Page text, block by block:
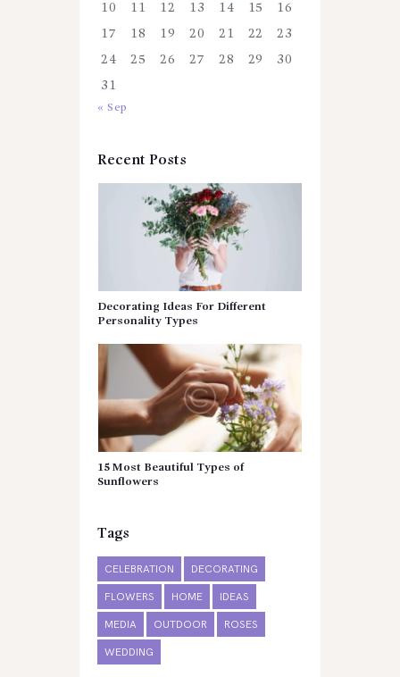
10 11 12 13 14 15 16
17 18 19 20 21 22 23
24 25 26 27 28 29 30
31
« Sep
Recent Posts
Decorating Ideas For Different
Personality Types
15 Most Beautiful Types of
Sunflowers
Tags
CELEBRATION DECORATING
FLOWERS HOME IDEAS
MEDIA OUTDOOR ROSES
WEDDING